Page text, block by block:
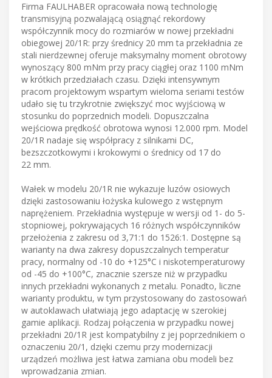
Firma FAULHABER opracowała nową technologię
transmisyjną pozwalającą osiągnąć rekordowy
współczynnik mocy do rozmiarów w nowej przekładni
obiegowej 20/1R: przy średnicy 20 mm ta przekładnia ze
stali nierdzewnej oferuje maksymalny moment obrotowy
wynoszący 800 mNm przy pracy ciągłej oraz 1100 mNm
w krótkich przedziałach czasu. Dzięki intensywnym
pracom projektowym wspartym wieloma seriami testów
udało się tu trzykrotnie zwiększyć moc wyjściową w
stosunku do poprzednich modeli. Dopuszczalna
wejściowa prędkość obrotowa wynosi 12.000 rpm. Model
20/1R nadaje się współpracy z silnikami DC,
bezszczotkowymi i krokowymi o średnicy od 17 do
22 mm.
Wałek w modelu 20/1R nie wykazuje luzów osiowych
dzięki zastosowaniu łożyska kulowego z wstępnym
naprężeniem. Przekładnia występuje w wersji od 1- do 5-
stopniowej, pokrywających 16 różnych współczynników
przełożenia z zakresu od 3,71:1 do 1526:1. Dostępne są
warianty na dwa zakresy dopuszczalnych temperatur
pracy, normalny od -10 do +125°C i niskotemperaturowy
od -45 do +100°C, znacznie szersze niż w przypadku
innych przekładni wykonanych z metalu. Ponadto, liczne
warianty produktu, w tym przystosowany do zastosowań
w autoklawach ułatwiają jego adaptację w szerokiej
gamie aplikacji. Rodzaj połączenia w przypadku nowej
przekładni 20/1R jest kompatybilny z jej poprzednikiem o
oznaczeniu 20/1, dzięki czemu przy modernizacji
urządzeń możliwa jest łatwa zamiana obu modeli bez
wprowadzania zmian.